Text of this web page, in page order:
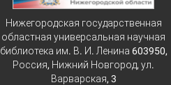
Нижегородская государственная
областная универсальная научная
библиотека им. В. И. Ленина 603950,
Россия, Нижний Новгород, ул.
Варварская, 3